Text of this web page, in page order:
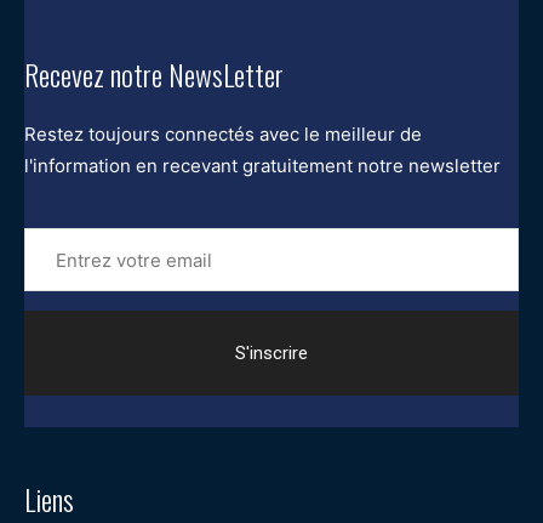
Recevez notre NewsLetter
Restez toujours connectés avec le meilleur de
l'information en recevant gratuitement notre newsletter
Entrez
votre
email
Liens